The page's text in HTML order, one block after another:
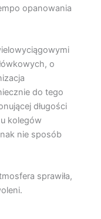
opanowania
o
do tego
długości
kolegów
nie sposób
sprawiła,